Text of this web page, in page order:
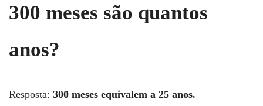
300 meses são quantos
anos?
Resposta: 300 meses equivalem a 25 anos.